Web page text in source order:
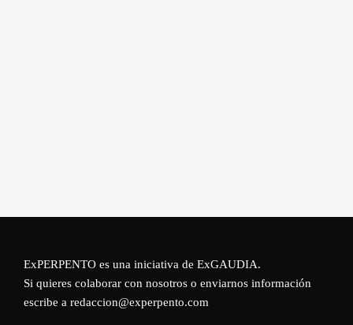
ExPERPENTO es una iniciativa de ExGAUDIA.
Si quieres colaborar con nosotros o enviarnos información
escribe a redaccion@experpento.com